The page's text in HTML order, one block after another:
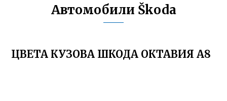
Автомобили Škoda
ЦВЕТА КУЗОВА ШКОДА ОКТАВИЯ А8